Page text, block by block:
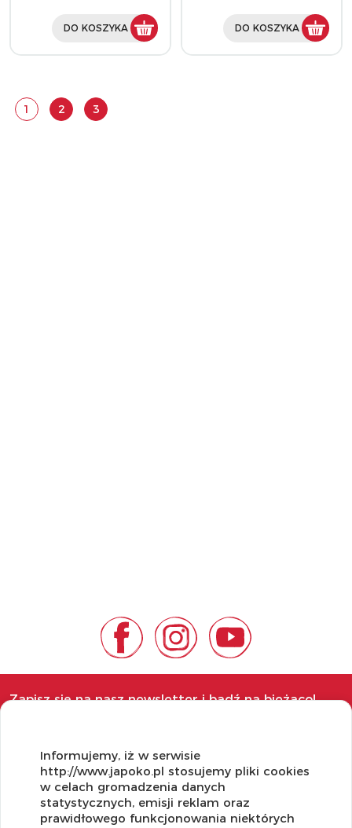
DO KOSZYKA DO KOSZYKA
1 2 3
Zapisz się na nasz newsletter i bądź na bieżąco!
OBSŁUGA KLIENTA
Regulamin i Polityka Cookies
Informujemy, iż w serwisie
http://www.japoko.pl stosujemy pliki cookies
w celach gromadzenia danych
statystycznych, emisji reklam oraz
prawidłowego funkcjonowania niektórych